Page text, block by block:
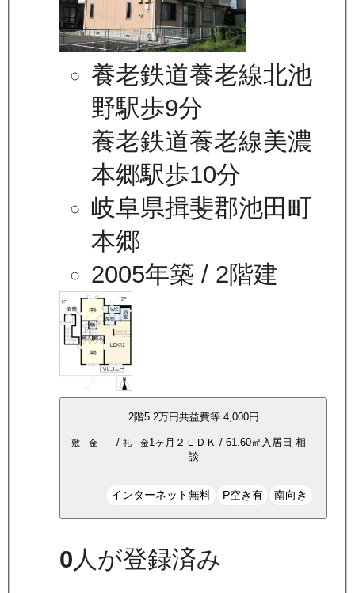
養老鉄道養老線北池
野駅歩9分
養老鉄道養老線美濃
本郷駅歩10分
岐阜県揖斐郡池田町
本郷
2005年築 / 2階建
2階5.2万円共益費等 4,000円
敷 金-----/ 礼 金1ヶ月 ２ＬＤＫ / 61.60㎡ 入居日 相
談
インターネット無料 P空き有 南向き
0人が登録済み